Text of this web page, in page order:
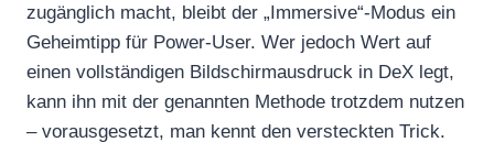
zugänglich macht, bleibt der „Immersive“-Modus ein
Geheimtipp für Power-User. Wer jedoch Wert auf
einen vollständigen Bildschirmausdruck in DeX legt,
kann ihn mit der genannten Methode trotzdem nutzen
– vorausgesetzt, man kennt den versteckten Trick.